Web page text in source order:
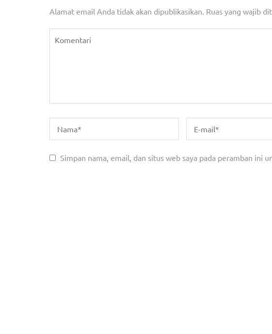
Alamat email Anda tidak akan dipublikasikan. Ruas yang wajib
Simpan nama, email, dan situs web saya pada peramban ini